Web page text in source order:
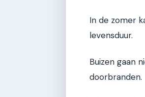
In de zomer
levensduur.
Buizen gaan
doorbranden.